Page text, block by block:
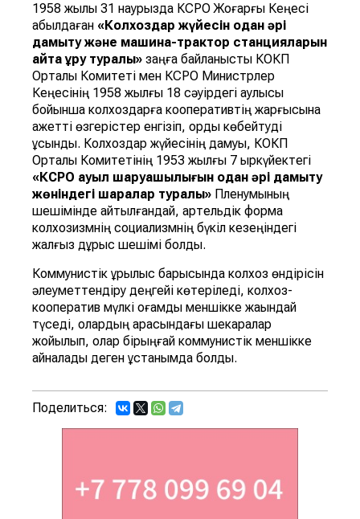
1958 жылы 31 наурызда КСРО Жоғарғы Кеңесі
қабылдаған «Колхоздар жүйесін одан әрі
дамыту және машина-трактор станцияларын
айтақұру туралы» заңға байланысты КОКП
Орталық Комитеті мен КСРО Министрлер
Кеңесінің 1958 жылғы 18 сәуірдегі қаулысы
бойынша колхоздарға кооперативтің жарғысына
қажетті өзгерістер енгізіп, қорды көбейтуді
ұсынды. Колхоздар жүйесінің дамуы, КОКП
Орталық Комитетінің 1953 жылғы 7 қыркүйектегі
«КСРО ауыл шаруашылығын одан әрі дамыту
жөніндегі шаралар туралы» Пленумының
шешімінде айтылғандай, артельдік форма
колхозизмнің социализмнің бүкіл кезеңіндегі
жалғыз дұрыс шешімі болды.
Коммунистік құрылыс барысында колхоз өндірісін
әлеуметтендіру деңгейі көтеріледі, колхоз-
кооператив мүлкі қоғамдық меншікке жақындай
түседі, олардың арасындағы шекаралар
жойылып, олар бірыңғай коммунистік меншікке
айналады деген ұстанымда болды.
Поделиться: